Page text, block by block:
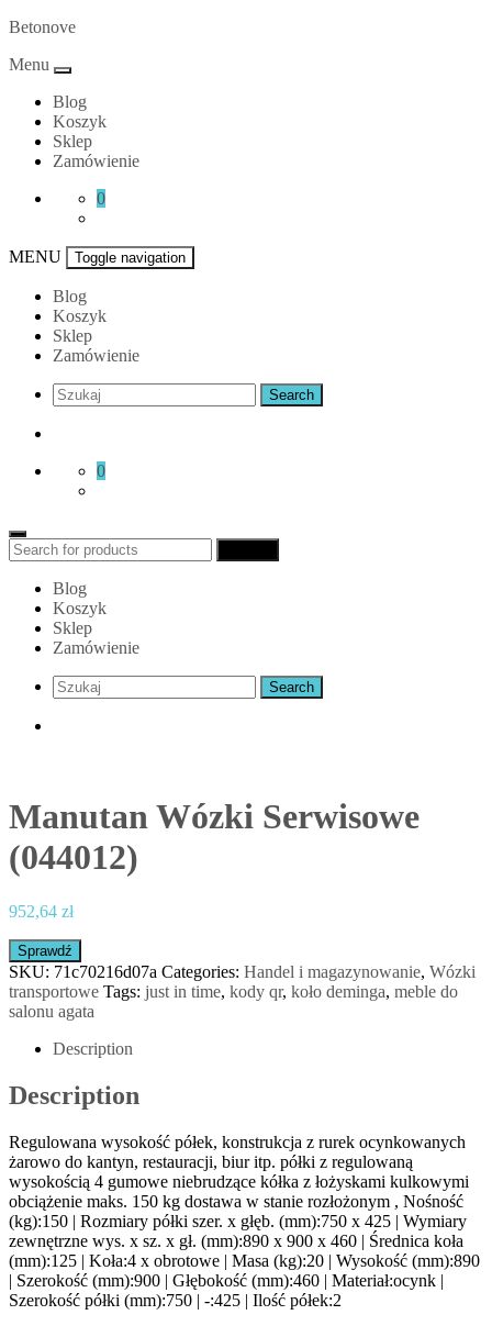
Skip
content
Betonove
Menu
Blog
Koszyk
Sklep
Zamówienie
0
MENU Toggle navigation
Blog
Koszyk
Sklep
Zamówienie
0
Search
for:
Blog
Koszyk
Sklep
Zamówienie
Manutan Wózki Serwisowe
(044012)
952,64 zł
Sprawdź
SKU: 71c70216d07a Categories: Handel i magazynowanie, Wózki
transportowe Tags: just in time, kody qr, koło deminga, meble do
salonu agata
Description
Description
Regulowana wysokość półek, konstrukcja z rurek ocynkowanych
żarowo do kantyn, restauracji, biur itp. półki z regulowaną
wysokością 4 gumowe niebrudzące kółka z łożyskami kulkowymi
obciążenie maks. 150 kg dostawa w stanie rozłożonym , Nośność
(kg):150 | Rozmiary półki szer. x głęb. (mm):750 x 425 | Wymiary
zewnętrzne wys. x sz. x gł. (mm):890 x 900 x 460 | Średnica koła
(mm):125 | Koła:4 x obrotowe | Masa (kg):20 | Wysokość (mm):890
| Szerokość (mm):900 | Głębokość (mm):460 | Materiał:ocynk |
Szerokość półki (mm):750 | -:425 | Ilość półek:2